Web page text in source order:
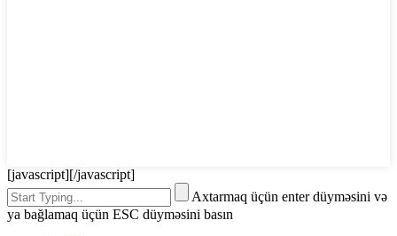
[javascript][/javascript]
Axtarmaq üçün enter düyməsini və
ya bağlamaq üçün ESC düyməsini basın